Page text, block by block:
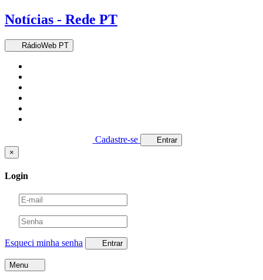
Notícias - Rede PT
RádioWeb PT
Cadastre-se
Entrar
×
Login
Esqueci minha senha Entrar
Menu